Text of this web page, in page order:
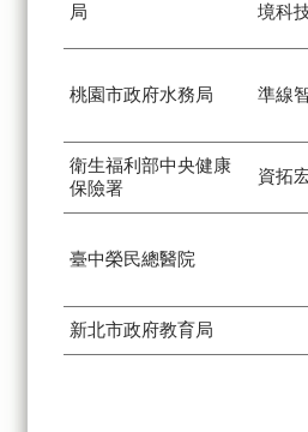
局
境科
桃園市政府水務局 準線
衛生福利部中央健康
保險署
資拓
臺中榮民總醫院
新北市政府教育局